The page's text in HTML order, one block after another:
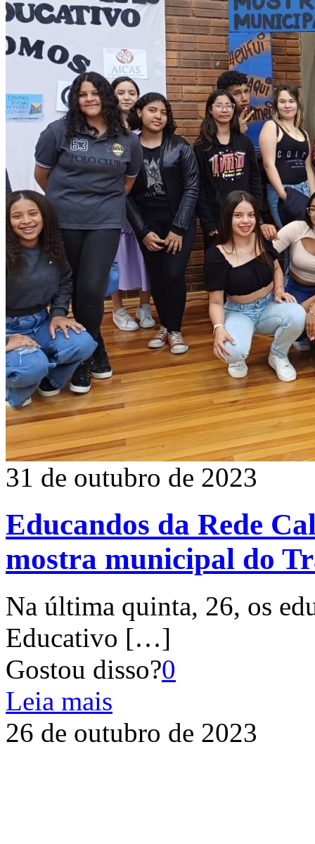
31 de outubro de 2023
Educandos da Rede
mostra municipal do
Na última quinta, 26, os
Educativo […]
Gostou disso?0
Leia mais
26 de outubro de 2023